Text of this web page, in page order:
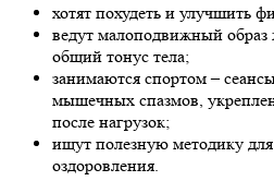
хотят похудеть и улучшить
ведут малоподвижный
общий тонус тела;
занимаются спортом –
мышечных спазмов,
после нагрузок;
ищут полезную методику
оздоровления.